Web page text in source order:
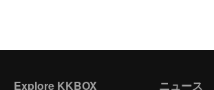
Explore KKBOX ニュース